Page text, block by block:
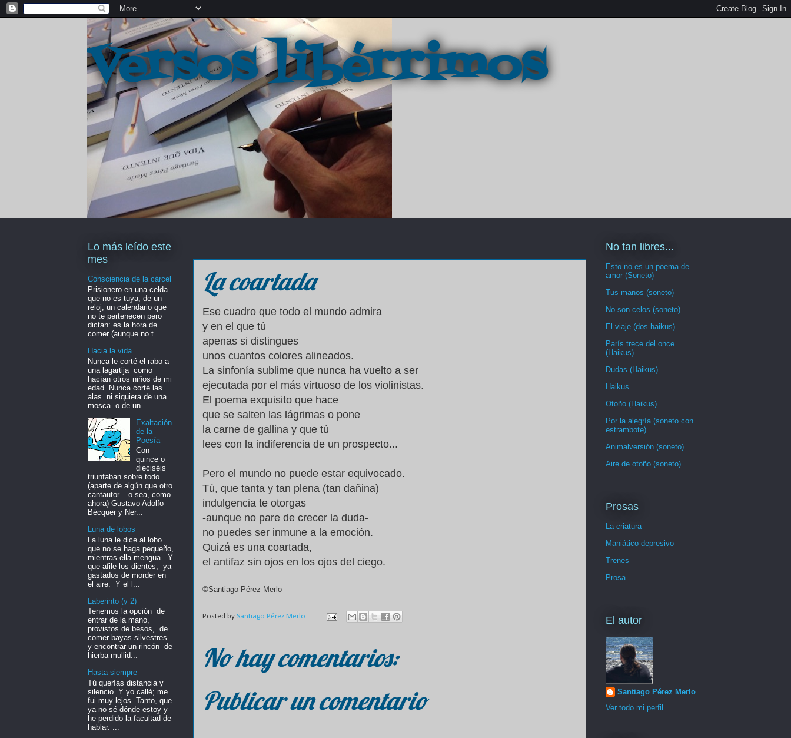
Versos libérrimos
La coartada
Ese cuadro que todo el mundo admira
y en el que tú
apenas si distingues
unos cuantos colores alineados.
La sinfonía sublime que nunca ha vuelto a ser
ejecutada por el más virtuoso de los violinistas.
El poema exquisito que hace
que se salten las lágrimas o pone
la carne de gallina y que tú
lees con la indiferencia de un prospecto...
Pero el mundo no puede estar equivocado.
Tú, que tanta y tan plena (tan dañina)
indulgencia te otorgas
-aunque no pare de crecer la duda-
no puedes ser inmune a la emoción.
Quizá es una coartada,
el antifaz sin ojos en los ojos del ciego.
©Santiago Pérez Merlo
Posted by Santiago Pérez Merlo
No hay comentarios:
Publicar un comentario
Lo más leído este
mes
Consciencia de la cárcel
Prisionero en una celda
que no es tuya, de un
reloj, un calendario que
no te pertenecen pero
dictan: es la hora de
comer (aunque no t...
Hacia la vida
Nunca le corté el rabo a
una lagartija como
hacían otros niños de mi
edad. Nunca corté las
alas ni siquiera de una
mosca o de un...
Exaltación
de la
Poesía
Con
quince o
dieciséis
triunfaban sobre todo
(aparte de algún que otro
cantautor... o sea, como
ahora) Gustavo Adolfo
Bécquer y Ner...
Luna de lobos
La luna le dice al lobo
que no se haga pequeño,
mientras ella mengua. Y
que afile los dientes, ya
gastados de morder en
el aire. Y el l...
Laberinto (y 2)
Tenemos la opción de
entrar de la mano,
provistos de besos, de
comer bayas silvestres
y encontrar un rincón de
hierba mullid...
Hasta siempre
Tú querías distancia y
silencio. Y yo callé; me
fui muy lejos. Tanto, que
ya no sé dónde estoy y
he perdido la facultad de
hablar. ...
No tan libres...
Esto no es un poema de
amor (Soneto)
Tus manos (soneto)
No son celos (soneto)
El viaje (dos haikus)
París trece del once
(Haikus)
Dudas (Haikus)
Haikus
Otoño (Haikus)
Por la alegría (soneto con
estrambote)
Animalversión (soneto)
Aire de otoño (soneto)
Prosas
La criatura
Maniático depresivo
Trenes
Prosa
El autor
Santiago Pérez Merlo
Ver todo mi perfil